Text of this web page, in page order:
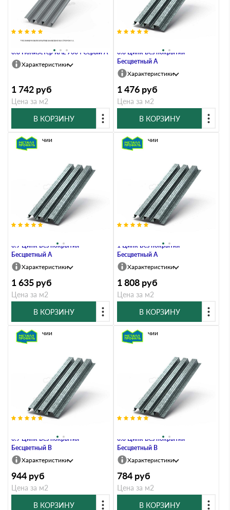
Профлист Металл Профиль Н114
0.8 Полиэстер RAL 7004 Серый A
Характеристики
1 742 руб
Цена за м2
В КОРЗИНУ
0.8 Цинк Без покрытия
Бесцветный A
Характеристики
1 476 руб
Цена за м2
В КОРЗИНУ
0.9 Цинк Без покрытия
Бесцветный A
В наличии
Характеристики
1 635 руб
Цена за м2
В КОРЗИНУ
1 Цинк Без покрытия
Бесцветный A
В наличии
Характеристики
1 808 руб
Цена за м2
В КОРЗИНУ
0.9 Цинк Без покрытия
Бесцветный B
В наличии
Характеристики
944 руб
Цена за м2
В КОРЗИНУ
0.8 Цинк Без покрытия
Бесцветный B
В наличии
Характеристики
784 руб
Цена за м2
В КОРЗИНУ